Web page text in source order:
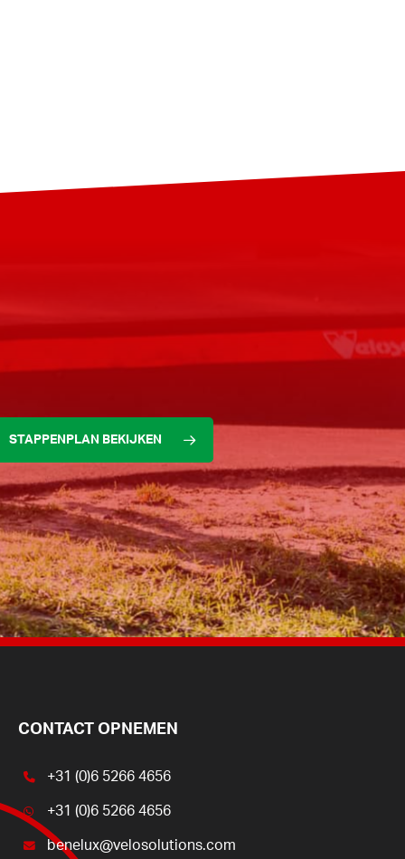
STAPPENPLAN BEKIJKEN
CONTACT OPNEMEN
+31 (0)6 5266 4656
+31 (0)6 5266 4656
benelux@velosolutions.com